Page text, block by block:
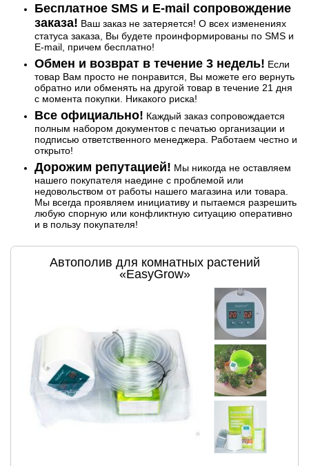
Бесплатное SMS и E-mail сопровождение
заказа! Ваш заказ не затеряется! О всех изменениях
статуса заказа, Вы будете проинформированы по SMS и
E-mail, причем бесплатно!
Обмен и возврат в течение 3 недель! Если
товар Вам просто не понравится, Вы можете его вернуть
обратно или обменять на другой товар в течение 21 дня
с момента покупки. Никакого риска!
Все официально! Каждый заказ сопровождается
полным набором документов с печатью организации и
подписью ответственного менеджера. Работаем честно и
открыто!
Дорожим репутацией! Мы никогда не оставляем
нашего покупателя наедине с проблемой или
недовольством от работы нашего магазина или товара.
Мы всегда проявляем инициативу и пытаемся разрешить
любую спорную или конфликтную ситуацию оперативно
и в пользу покупателя!
Автополив для комнатных растений
«EasyGrow»